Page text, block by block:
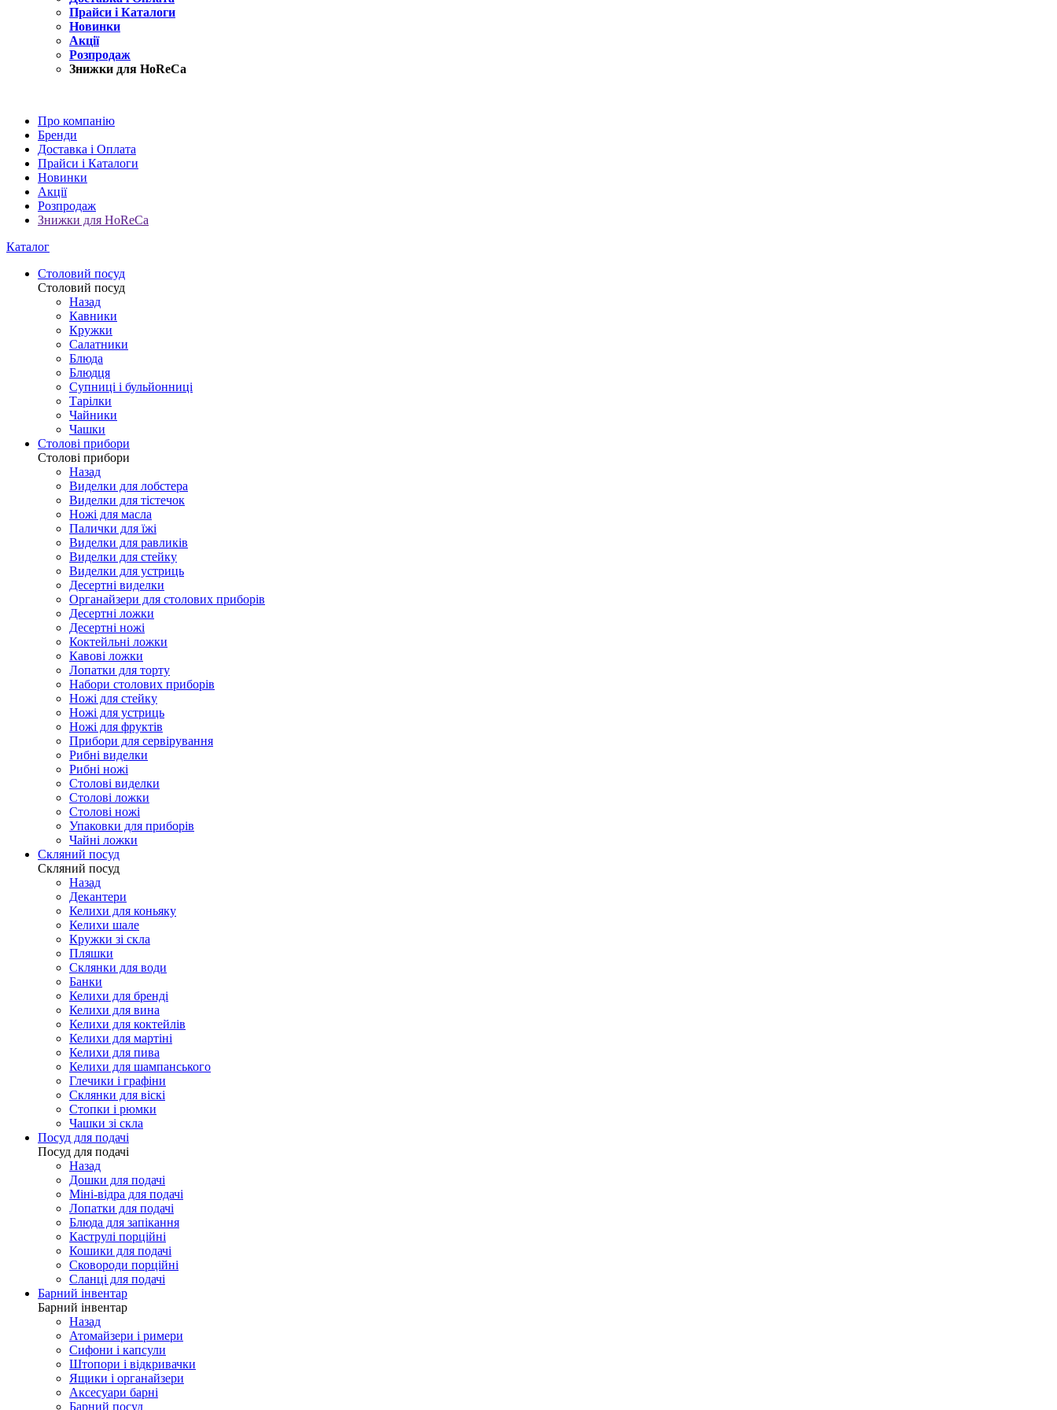
Прайси і Каталоги
Новинки
Акції
Розпродаж
Знижки для HoReCa
Про компанію
Бренди
Доставка і Оплата
Прайси і Каталоги
Новинки
Акції
Розпродаж
Знижки для HoReCa
Каталог
Столовий посуд
Столовий посуд
Назад
Кавники
Кружки
Салатники
Блюда
Блюдця
Супниці і бульйонниці
Тарілки
Чайники
Чашки
Столові прибори
Столові прибори
Назад
Виделки для лобстера
Виделки для тістечок
Ножі для масла
Палички для їжі
Виделки для равликів
Виделки для стейку
Виделки для устриць
Десертні виделки
Органайзери для столових приборів
Десертні ложки
Десертні ножі
Коктейльні ложки
Кавові ложки
Лопатки для торту
Набори столових приборів
Ножі для стейку
Ножі для устриць
Ножі для фруктів
Прибори для сервірування
Рибні виделки
Рибні ножі
Столові виделки
Столові ложки
Столові ножі
Упаковки для приборів
Чайні ложки
Скляний посуд
Скляний посуд
Назад
Декантери
Келихи для коньяку
Келихи шале
Кружки зі скла
Пляшки
Склянки для води
Банки
Келихи для бренді
Келихи для вина
Келихи для коктейлів
Келихи для мартіні
Келихи для пива
Келихи для шампанського
Глечики і графіни
Склянки для віскі
Стопки і рюмки
Чашки зі скла
Посуд для подачі
Посуд для подачі
Назад
Дошки для подачі
Міні-відра для подачі
Лопатки для подачі
Блюда для запікання
Каструлі порційні
Кошики для подачі
Сковороди порційні
Сланці для подачі
Барний інвентар
Барний інвентар
Назад
Атомайзери і римери
Сифони і капсули
Штопори і відкривачки
Ящики і органайзери
Аксесуари барні
Барний посуд